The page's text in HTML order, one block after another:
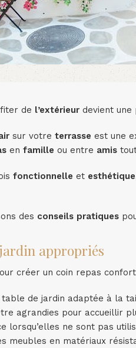
de l’extérieur devient une
sur votre terrasse est une
en famille ou entre amis
fonctionnelle et esthétique
des conseils pratiques
appropriés
créer un coin repas
table de jardin adaptée à la
agrandies pour accueillir
lorsqu’elles ne sont pas
meubles en matériaux